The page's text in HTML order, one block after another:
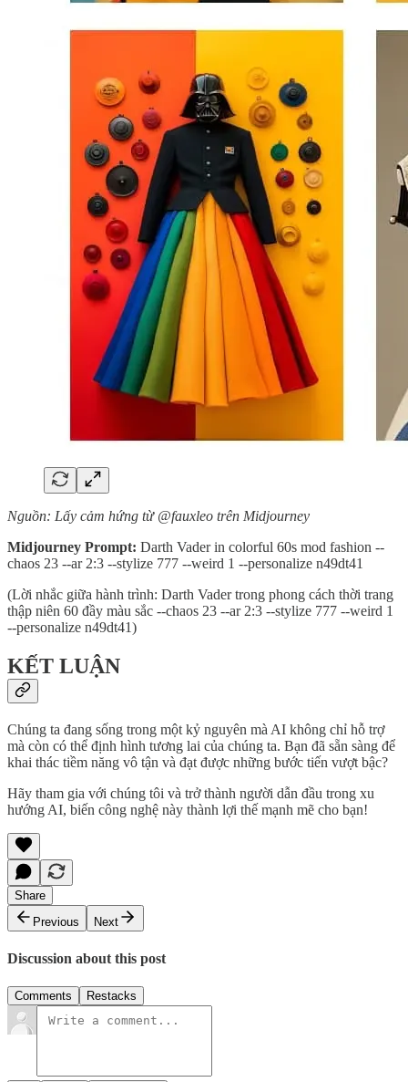
Nguồn: Lấy cảm hứng từ @fauxleo trên Midjourney
Midjourney Prompt: Darth Vader in colorful 60s mod fashion --
chaos 23 --ar 2:3 --stylize 777 --weird 1 --personalize n49dt41
(Lời nhắc giữa hành trình: Darth Vader trong phong cách thời trang
thập niên 60 đầy màu sắc --chaos 23 --ar 2:3 --stylize 777 --weird 1
--personalize n49dt41)
KẾT LUẬN
Chúng ta đang sống trong một kỷ nguyên mà AI không chỉ hỗ trợ
mà còn có thể định hình tương lai của chúng ta. Bạn đã sẵn sàng để
khai thác tiềm năng vô tận và đạt được những bước tiến vượt bậc?
Hãy tham gia với chúng tôi và trở thành người dẫn đầu trong xu
hướng AI, biến công nghệ này thành lợi thế mạnh mẽ cho bạn!
Share
Previous
Next
Discussion about this post
Comments Restacks